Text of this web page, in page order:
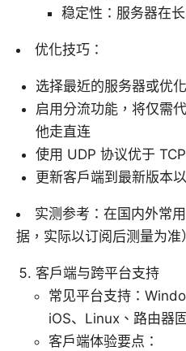
稳定性：服务器在
优化技巧：
选择最近的服务器或优
启用分流功能，将仅需
他走直连
使用 UDP 协议优于 TCP
更新客户端到最新版本
实测参考：在国内外常
据，实际以订阅后测量为准）
客户端与跨平台支持
常见平台支持：
iOS、Linux、路由器
客户端体验要点：